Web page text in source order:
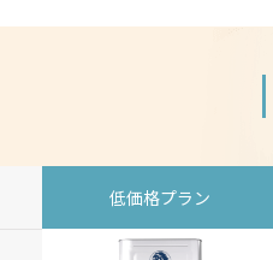
低価格プラン